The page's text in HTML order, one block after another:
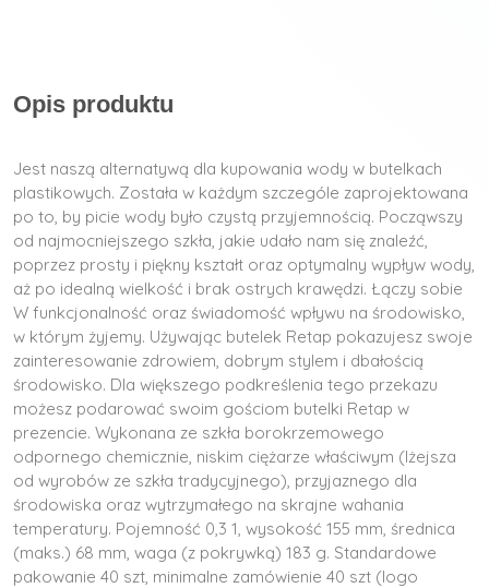
Opis produktu
Jest naszą alternatywą dla kupowania wody w butelkach
plastikowych. Została w każdym szczególe zaprojektowana
po to, by picie wody było czystą przyjemnością. Począwszy
od najmocniejszego szkła, jakie udało nam się znaleźć,
poprzez prosty i piękny kształt oraz optymalny wypływ wody,
aż po idealną wielkość i brak ostrych krawędzi. Łączy sobie
W funkcjonalność oraz świadomość wpływu na środowisko,
w którym żyjemy. Używając butelek Retap pokazujesz swoje
zainteresowanie zdrowiem, dobrym stylem i dbałością
środowisko. Dla większego podkreślenia tego przekazu
możesz podarować swoim gościom butelki Retap w
prezencie. Wykonana ze szkła borokrzemowego
odpornego chemicznie, niskim ciężarze właściwym (lżejsza
od wyrobów ze szkła tradycyjnego), przyjaznego dla
środowiska oraz wytrzymałego na skrajne wahania
temperatury. Pojemność 0,3 1, wysokość 155 mm, średnica
(maks.) 68 mm, waga (z pokrywką) 183 g. Standardowe
pakowanie 40 szt, minimalne zamówienie 40 szt (logo